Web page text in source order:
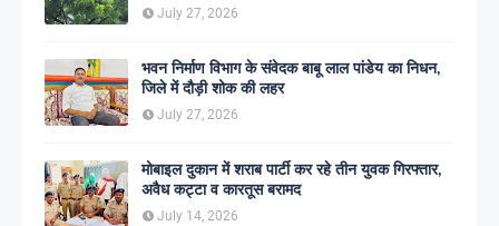
July 27, 2026
भवन निर्माण विभाग के संवेदक बाबू लाल पांडेय का निधन,
जिले में दौड़ी शोक की लहर
July 27, 2026
मोबाइल दुकान में शराब पार्टी कर रहे तीन युवक गिरफ्तार,
अवैध कट्टा व कारतूस बरामद
July 14, 2026